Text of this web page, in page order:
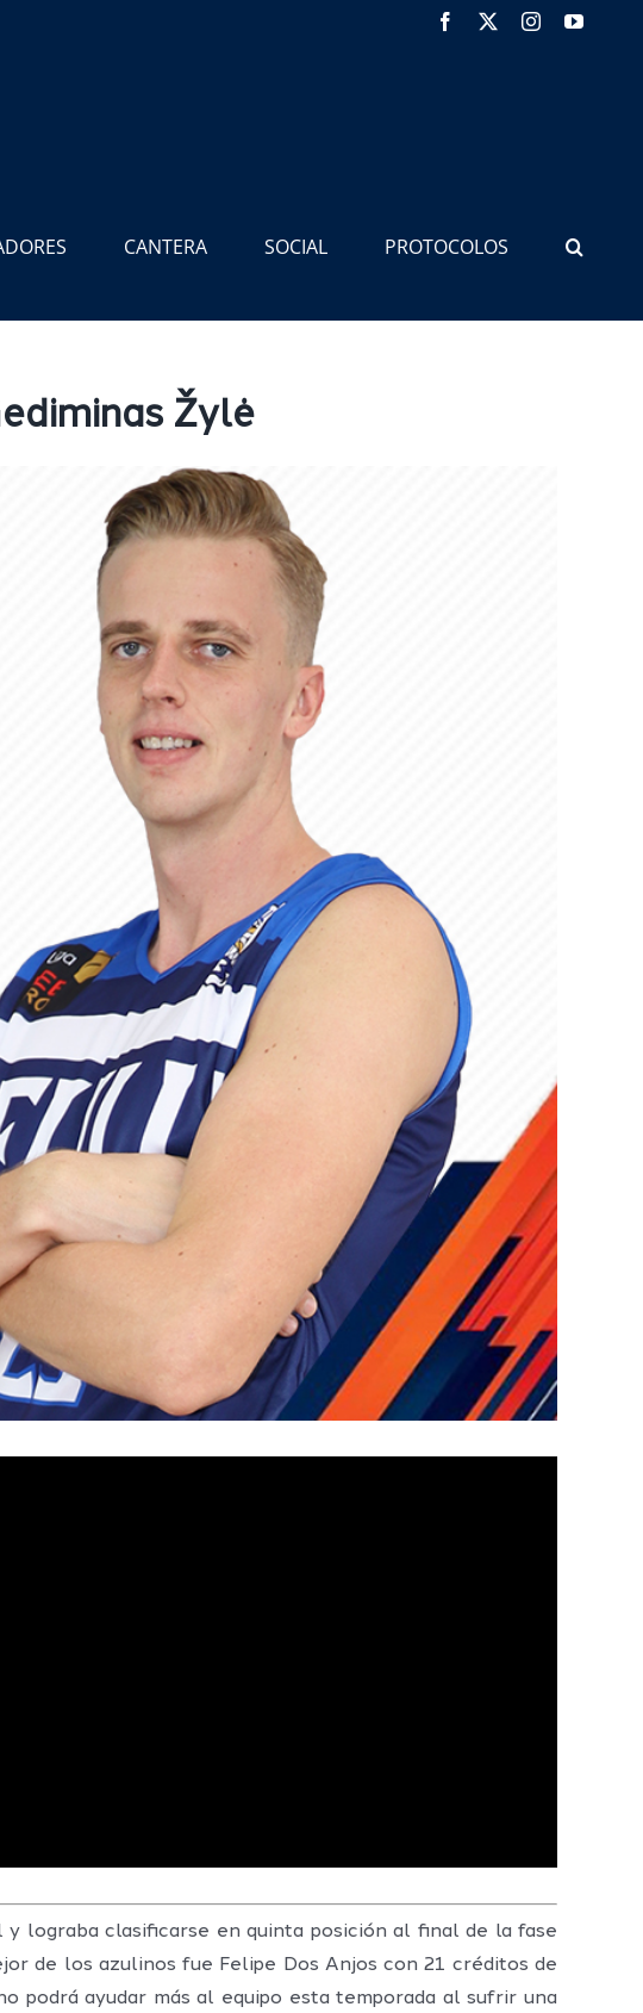
Facebook Instagram
CANTERA SOCIAL PROTOCOLOS
Žylė
lograba clasificarse en quinta posición al final de la fase
de los azulinos fue Felipe Dos Anjos con 21 créditos de
podrá ayudar más al equipo esta temporada al sufrir una